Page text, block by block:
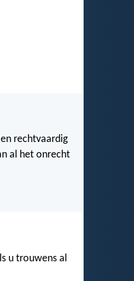
rechtvaardig
al het onrecht
u trouwens al